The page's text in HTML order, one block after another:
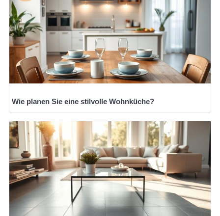
Wie planen Sie eine stilvolle Wohnküche?